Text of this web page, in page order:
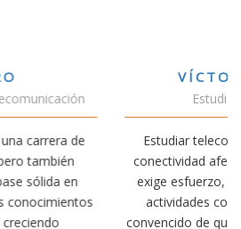
SÁNCHEZ VALENCIA
Doble Grado Teleco-ADE
ha permitido comprender cómo la
nuestra vida diaria. Aunque la carrera
dedicado parte de mi tiempo a otras
el salvamento y socorrismo. Estoy
teleco ha sido una de las mejores